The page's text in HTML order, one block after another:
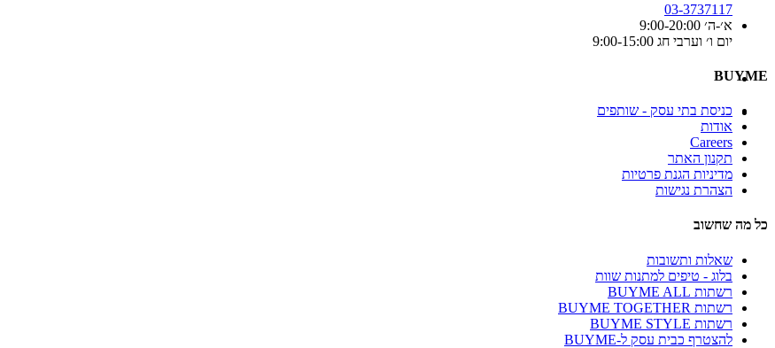
03-3737117
א׳-ה׳ 9:00-20:00
יום ו׳ וערבי חג 9:00-15:00
BUYME
כניסת בתי עסק - שותפים
אודות
Careers
תקנון האתר
מדיניות הגנת פרטיות
הצהרת נגישות
כל מה שחשוב
שאלות ותשובות
בלוג - טיפים למתנות שוות
רשתות BUYME ALL
רשתות BUYME TOGETHER
רשתות BUYME STYLE
להצטרף כבית עסק ל-BUYME